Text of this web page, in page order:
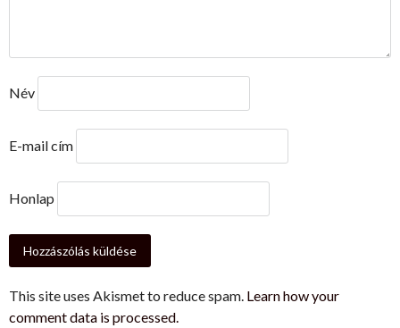
Név
E-mail cím
Honlap
This site uses Akismet to reduce spam. Learn how your
comment data is processed.